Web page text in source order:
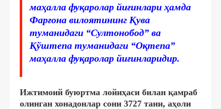
маҳалла фуқаролар йиғинлари ҳамда
Фарғона вилоятининг Қува
туманидаги “Султонобод” ва
Қўштепа туманидаги “Оқтепа”
маҳалла фуқаролар йиғинларидир.
Ижтимоий буюртма лойиҳаси билан қамраб
олинган хонадонлар сони 3727 тани, аҳоли